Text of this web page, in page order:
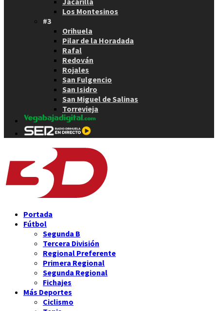
Los Montesinos
#3
Orihuela
Pilar de la Horadada
Rafal
Redován
Rojales
San Fulgencio
San Isidro
San Miguel de Salinas
Torrevieja
Portada
Fútbol
Segunda B
Tercera División
Regional Preferente
Primera Regional
Segunda Regional
Fichajes
Más Deportes
Ciclismo